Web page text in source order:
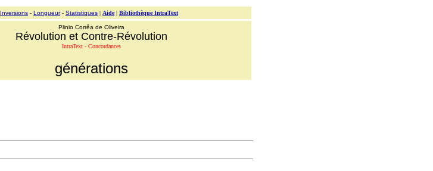
Inversions - Longueur- Statistiques | Aide| Bibliothèque IntraText
Plinio Corrêa de Oliveira
Révolution et Contre-Révolution
IntraText - Concordances
générations